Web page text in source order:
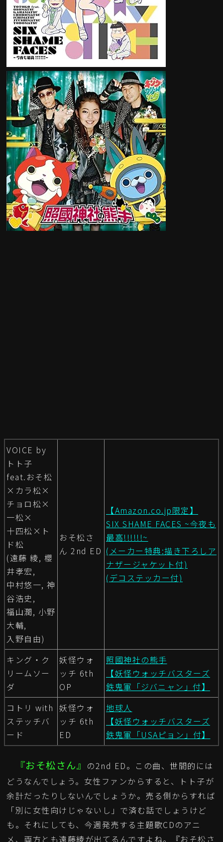
VOICE by
トト子
feat.おそ松
×カラ松×
チョロ松×
一松×
十四松×ト
ド松
(遠藤 綾, 櫻
井孝宏,
中村悠一, 神
谷浩史,
福山潤, 小野
大輔,
入野自由)
おそ松さ
ん 2nd ED
【Amazon.co.jp限定】
SIX SHAME FACES ~今夜も
最高!!!!!!~
(メーカー特典:描き下ろしア
ナザージャケット付)
(デコステッカー付)
キング・ク
リームソー
ダ
妖怪ウォ
ッチ 6th
OP
照國神社の熊手
【妖怪ウォッチバスターズ
鉄鬼軍「ジバニャン」付】
コトリ with
ステッチバ
ード
妖怪ウォ
ッチ 6th
ED
地球人
【妖怪ウォッチバスターズ
鉄鬼軍「USAピョン」付】
『おそ松さん』 の2nd ED。この曲、世間的には
どうなんでしょう。女性ファンからすると、トト子が
余計だったりしないんでしょうか。売る側からすれば
「別に女性向けじゃないし」で済む話でしょうけど
も。それにしても、今週発売する主題歌CDのアニ
メ、両方とも遠藤綾が出てるんですよね。『おそ松さ